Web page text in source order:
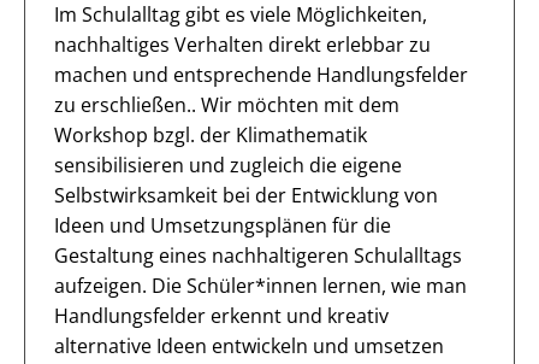
Im Schulalltag gibt es viele Möglichkeiten,
nachhaltiges Verhalten direkt erlebbar zu
machen und entsprechende Handlungsfelder
zu erschließen.. Wir möchten mit dem
Workshop bzgl. der Klimathematik
sensibilisieren und zugleich die eigene
Selbstwirksamkeit bei der Entwicklung von
Ideen und Umsetzungsplänen für die
Gestaltung eines nachhaltigeren Schulalltags
aufzeigen. Die Schüler*innen lernen, wie man
Handlungsfelder erkennt und kreativ
alternative Ideen entwickeln und umsetzen